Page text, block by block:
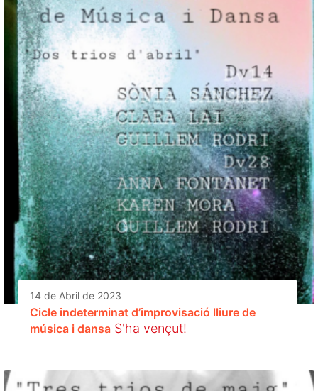
14 de Abril de 2023
Cicle indeterminat d’improvisació lliure de
música i dansa S'ha vençut!